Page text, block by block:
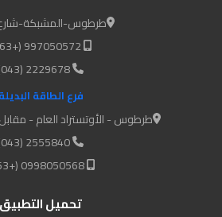
طرطوس-المشبكة-شارع
2229678 (043)
فرع الطاقة البديلة
طرطوس - الأوتستراد العام -
2555840 (043)
تحميل التطبيق